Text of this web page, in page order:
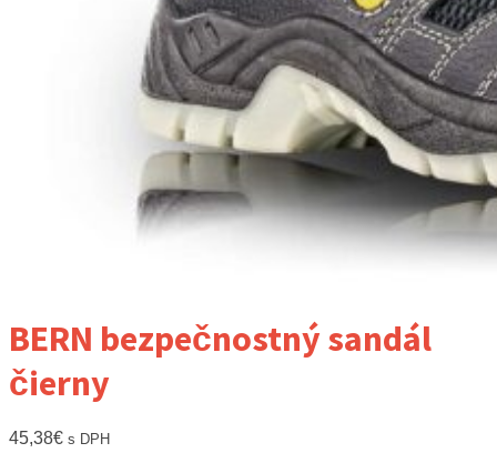
BERN bezpečnostný sandál
čierny
45,38€ s DPH